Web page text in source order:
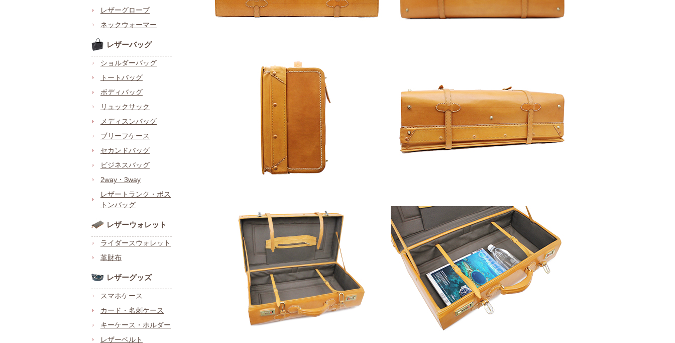
レザーグローブ
ネックウォーマー
レザーバッグ
ショルダーバッグ
トートバッグ
ボディバッグ
リュックサック
メディスンバッグ
ブリーフケース
セカンドバッグ
ビジネスバッグ
2way・3way
レザートランク・ボス
トンバッグ
レザーウォレット
ライダースウォレット
革財布
レザーグッズ
スマホケース
カード・名刺ケース
キーケース・ホルダー
レザーベルト